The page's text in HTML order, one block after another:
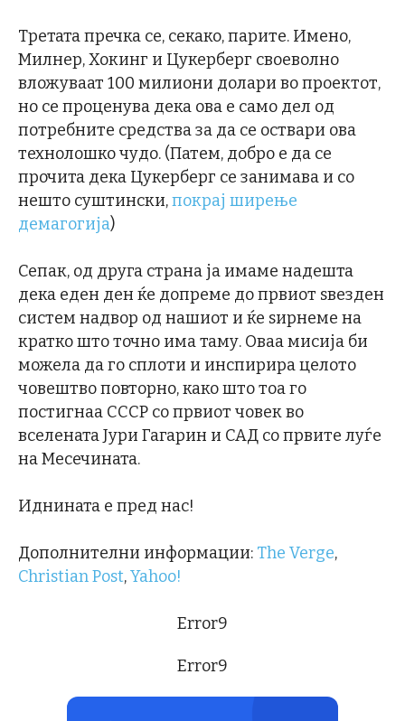
Третата пречка се, секако, парите. Имено,
Милнер, Хокинг и Цукерберг своеволно
вложуваат 100 милиони долари во проектот,
но се проценува дека ова е само дел од
потребните средства за да се оствари ова
технолошко чудо. (Патем, добро е да се
прочита дека Цукерберг се занимава и со
нешто суштински,покрај ширење
демагогија)
Сепак, од друга страна ја имаме надешта
дека еден ден ќе допреме до првиот ѕвезден
систем надвор од нашиот и ќе ѕирнеме на
кратко што точно има таму. Оваа мисија би
можела да го сплоти и инспирира целото
човештво повторно, како што тоа го
постигнаа СССР со првиот човек во
вселената Јури Гагарин и САД со првите луѓе
на Месечината.
Иднината е пред нас!
Дополнителни информации: The Verge,
Christian Post,Yahoo!
Error9
Error9